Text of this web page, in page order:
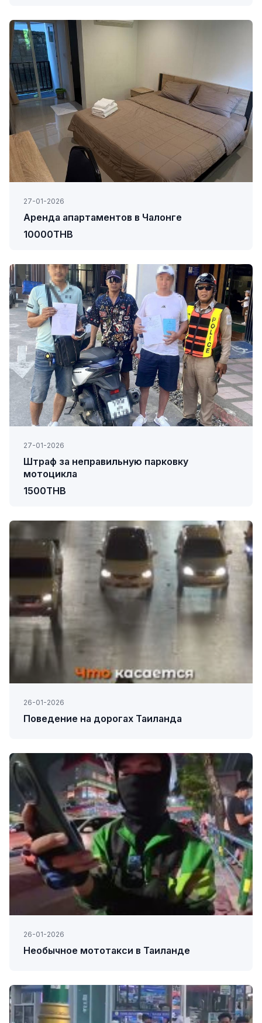
27-01-2026
Аренда апартаментов в Чалонге
10000THB
27-01-2026
Штраф за неправильную парковку
мотоцикла
1500THB
26-01-2026
Поведение на дорогах Таиланда
26-01-2026
Необычное мототакси в Таиланде